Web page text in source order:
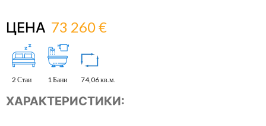
ЦЕНА 73 260 €
2 Стаи 1 Бани 74,06 кв.м.
ХАРАКТЕРИСТИКИ: